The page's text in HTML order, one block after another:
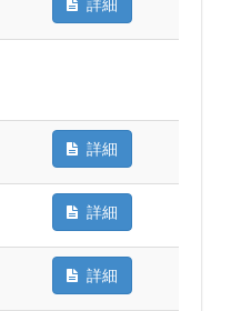
詳細
詳細
詳細